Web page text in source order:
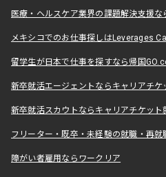
医療・ヘルスケア業界の課題解決支援
メキシコでのお仕事探しはLeverages
留学生が日本で仕事を探すなら帰国
新卒就活エージェントならキャリアチケ
新卒就活スカウトならキャリアチケット
フリーター・既卒・未経験の就職・再就
障がい者雇用ならワークリア